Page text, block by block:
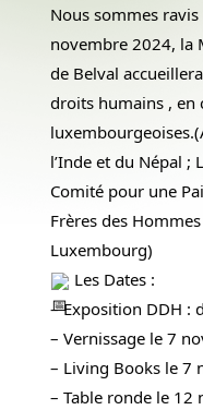
Nous sommes
novembre 2024, la
de Belval
droits humains , en
l’Inde et du Népal ;
Comité pour une
Frères des
Luxembourg)
Les Dates :
– Exposition DDH :
– Vernissage le 7
– Living Books le 7
– Table ronde le 12